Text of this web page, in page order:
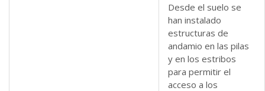
Desde el suelo se
han instalado
estructuras de
andamio en las pilas
y en los estribos
para permitir el
acceso a los